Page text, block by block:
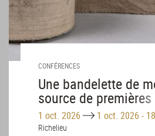
CONFÉRENCES
Une bandelette de
source de premières
sur l’écriture
Champollion
1 oct. 2026 Until1 oct. 2026 -
Richelieu